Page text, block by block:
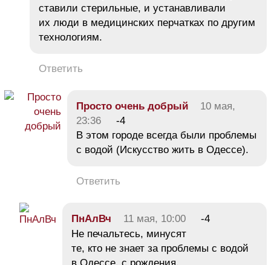
ставили стерильные, и устанавливали
их люди в медицинских перчатках по другим
технологиям.
Ответить
Просто очень добрый
10 мая,
23:36
-4
В этом городе всегда были проблемы
с водой (Искусство жить в Одессе).
Ответить
ПнАлВч 11 мая, 10:00
-4
Не печальтесь, минусят
те, кто не знает за проблемы с водой